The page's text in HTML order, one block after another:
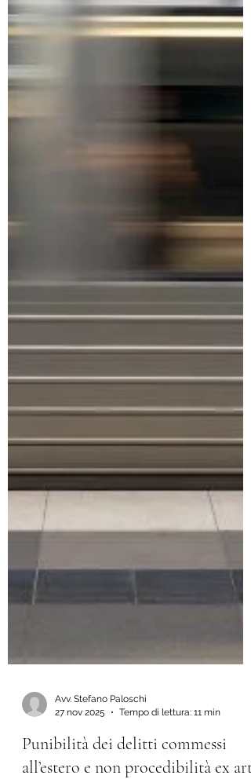
27 nov 2025
Tempo di lettura: 11 min